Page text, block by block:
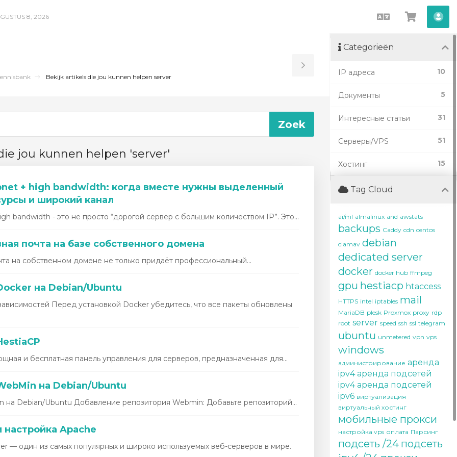
8, 2026
Nederlands
bekijken
Bekijk artikels die jou kunnen helpen server
Toggle
Sidebar
jou kunnen helpen 'server'
+ high bandwidth: когда вместе нужны выделенный
и широкий канал
bandwidth - это не просто “дорогой сервер с большим количеством IP”. Это...
почта на базе собственного домена
на собственном домене не только придаёт профессиональный...
на Debian/Ubuntu
Перед установкой Docker убедитесь, что все пакеты обновлены
и бесплатная панель управления для серверов, предназначенная для...
на Debian/Ubuntu
на Debian/Ubuntu Добавление репозитория Webmin: Добавьте репозиторий...
настройка Apache
— один из самых популярных и широко используемых веб-серверов в мире.
Categorieën
10
IP адреса
5
Документы
31
Интересные статьи
51
Серверы/VPS
15
Хостинг
Tag Cloud
ai/ml almalinux and awstats
backups Caddy cdn centos
clamav debian
dedicated server
docker docker hub ffmpeg
gpu hestiacp htaccess
HTTPS intel iptables mail
MariaDB plesk Proxmox proxy rdp
root server speed ssh ssl telegram
ubuntu unmetered vpn vps
windows
администрирование аренда
ipv4 аренда подсетей
ipv4 аренда подсетей
ipv6 виртуализация
виртуальный хостинг
мобильные прокси
настройка vps оплата Парсинг
подсеть /24 подсеть